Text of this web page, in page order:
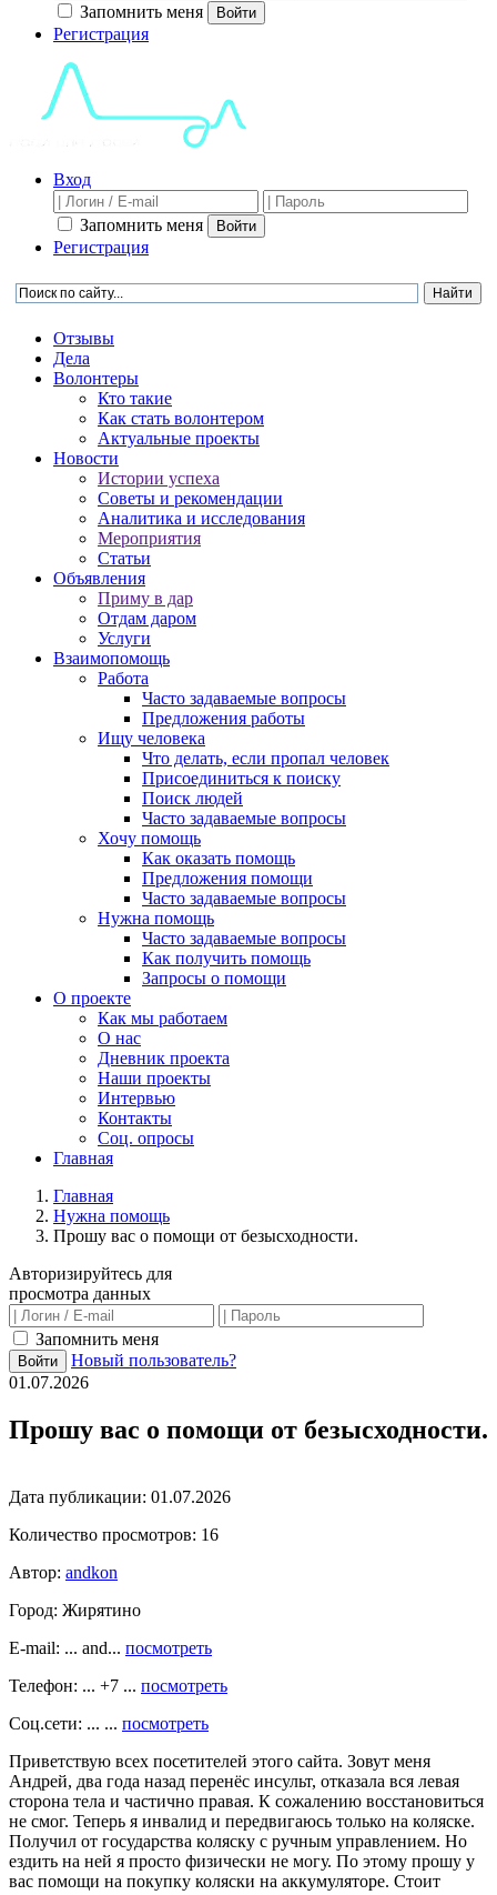
Запомнить меня Войти
Регистрация
Вход
Запомнить меня Войти
Регистрация
Отзывы
Дела
Волонтеры
Кто такие
Как стать волонтером
Актуальные проекты
Новости
Истории успеха
Советы и рекомендации
Аналитика и исследования
Мероприятия
Статьи
Объявления
Приму в дар
Отдам даром
Услуги
Взаимопомощь
Работа
Часто задаваемые вопросы
Предложения работы
Ищу человека
Что делать, если пропал человек
Присоединиться к поиску
Поиск людей
Часто задаваемые вопросы
Хочу помощь
Как оказать помощь
Предложения помощи
Часто задаваемые вопросы
Нужна помощь
Часто задаваемые вопросы
Как получить помощь
Запросы о помощи
О проекте
Как мы работаем
О нас
Дневник проекта
Наши проекты
Интервью
Контакты
Соц. опросы
Главная
Главная
Нужна помощь
Прошу вас о помощи от безысходности.
Авторизируйтесь для
просмотра данных
Запомнить меня
Войти
Новый пользователь?
01.07.2026
Прошу вас о помощи от безысходности.
Дата публикации: 01.07.2026
Количество просмотров: 16
Автор: andkon
Город: Жирятино
E-mail: ... and... посмотреть
Телефон: ... +7 ... посмотреть
Соц.сети: ... ... посмотреть
Приветствую всех посетителей этого сайта. Зовут меня
Андрей, два года назад перенёс инсульт, отказала вся левая
сторона тела и частично правая. К сожалению восстановиться
не смог. Теперь я инвалид и передвигаюсь только на коляске.
Получил от государства коляску с ручным управлением. Но
ездить на ней я просто физически не могу. По этому прошу у
вас помощи на покупку коляски на аккумуляторе. Стоит